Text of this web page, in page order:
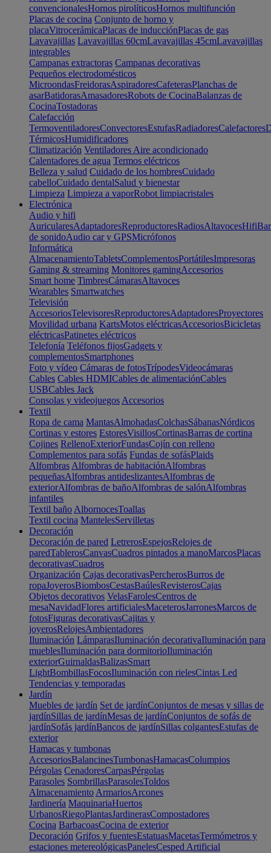
convencionalesHornos pirolíticosHornos multifunción
Placas de cocina Conjunto de horno y
placaVitrocerámicaPlacas de inducciónPlacas de gas
Lavavajillas Lavavajillas 60cmLavavajillas 45cmLavavajillas
integrables
Campanas extractoras Campanas decorativas
Pequeños electrodomésticos
MicroondasFreidorasAspiradoresCafeterasPlanchas de
asarBatidorasAmasadoresRobots de CocinaBalanzas de
CocinaTostadoras
Calefacción
TermoventiladoresConvectoresEstufasRadiadoresCalefactores
TérmicosHumidificadores
Climatización Ventiladores Aire acondicionado
Calentadores de agua Termos eléctricos
Belleza y salud Cuidado de los hombresCuidado
cabelloCuidado dentalSalud y bienestar
Limpieza Limpieza a vaporRobot limpiacristales
Electrónica
Audio y hifi
AuricularesAdaptadoresReproductoresRadiosAltavocesHifi
de sonidoAudio car y GPSMicrófonos
Informática
AlmacenamientoTabletsComplementosPortátilesImpresoras
Gaming & streaming Monitores gamingAccesorios
Smart home TimbresCámarasAltavoces
Wearables Smartwatches
Televisión
AccesoriosTelevisoresReproductoresAdaptadoresProyectores
Movilidad urbana KartsMotos eléctricasAccesoriosBicicletas
eléctricasPatinetes eléctricos
Telefonía Teléfonos fijosGadgets y
complementosSmartphones
Foto y vídeo Cámaras de fotosTrípodesVideocámaras
Cables Cables HDMICables de alimentaciónCables
USBCables Jack
Consolas y videojuegos Accesorios
Textil
Ropa de cama MantasAlmohadasColchasSábanasNórdicos
Cortinas y estores EstoresVisillosCortinasBarras de cortina
Cojines RellenoExteriorFundasCojín con relleno
Complementos para sofás Fundas de sofásPlaids
Alfombras Alfombras de habitaciónAlfombras
pequeñasAlfombras antideslizantesAlfombras de
exteriorAlfombras de bañoAlfombras de salónAlfombras
infantiles
Textil baño AlbornocesToallas
Textil cocina MantelesServilletas
Decoración
Decoración de pared LetrerosEspejosRelojes de
paredTablerosCanvasCuadros pintados a manoMarcosPlacas
decorativasCuadros
Organización Cajas decorativasPercherosBurros de
ropaJoyerosBiombosCestasBaúlesRevisterosCajas
Objetos decorativos VelasFarolesCentros de
mesaNavidadFlores artificialesMaceterosJarronesMarcos de
fotosFiguras decorativasCajitas y
joyerosRelojesAmbientadores
Iluminación LámparasIluminación decorativaIluminación para
mueblesIluminación para dormitorioIluminación
exteriorGuirnaldasBalizasSmart
LightBombillasFocosIluminación con rielesCintas Led
Tendencias y temporadas
Jardín
Muebles de jardín Set de jardínConjuntos de mesas y sillas de
jardínSillas de jardínMesas de jardínConjuntos de sofás de
jardínSofás jardínBancos de jardínSillas colgantesEstufas de
exterior
Hamacas y tumbonas
AccesoriosBalancinesTumbonasHamacasColumpios
Pérgolas CenadoresCarpasPérgolas
Parasoles SombrillasParasolesToldos
Almacenamiento ArmariosArcones
Jardinería MaquinariaHuertos
UrbanosRiegoPlantasJardinerasCompostadores
Cocina BarbacoasCocina de exterior
Decoración Grifos y fuentesEstatuasMacetasTermómetros y
estaciones metereológicasPanelesCesped Artificial